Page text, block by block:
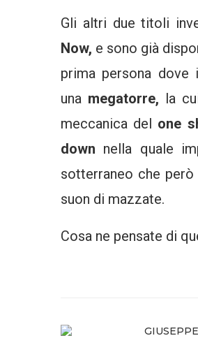
Gli altri due titoli
Now, e sono già
prima persona dove
una megatorre, la
meccanica del one
down nella quale
sotterraneo che
suon di mazzate.
Cosa ne pensate di